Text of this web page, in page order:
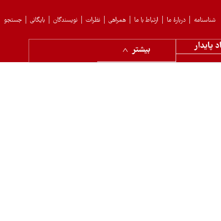
جستجو بایگانی نویسندگان نظرات همراهی ارتباط با ما دربارهٔ ما شناسنامه
پایدار بیشتر